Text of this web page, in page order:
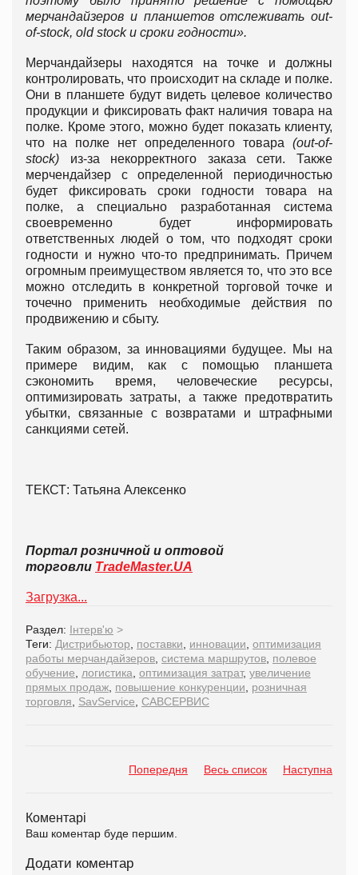
мерчандайзеров и планшетов отслеживать оut-
of-stock, old stock и сроки годности».
Мерчандайзеры находятся на точке и должны
контролировать, что происходит на складе и полке.
Они в планшете будут видеть целевое количество
продукции и фиксировать факт наличия товара на
полке. Кроме этого, можно будет показать клиенту,
что на полке нет определенного товара (оut-of-
stock) из-за некорректного заказа сети. Также
мерчендайзер с определенной периодичностью
будет фиксировать сроки годности товара на
полке, а специально разработанная система
своевременно будет информировать
ответственных людей о том, что подходят сроки
годности и нужно что-то предпринимать. Причем
огромным преимуществом является то, что это все
можно отследить в конкретной торговой точке и
точечно применить необходимые действия по
продвижению и сбыту.
Таким образом, за инновациями будущее. Мы на
примере видим, как с помощью планшета
сэкономить время, человеческие ресурсы,
оптимизировать затраты, а также предотвратить
убытки, связанные с возвратами и штрафными
санкциями сетей.
ТЕКСТ: Татьяна Алексенко
Портал розничной и оптовой
торговли TradeMaster.UA
Загрузка...
Раздел: Інтерв'ю >
Теги: Дистрибьютор поставки инновации оптимизация
работы мерчандайзеров система маршрутов полевое
обучение
логистика оптимизация затрат, увеличение
прямых продаж повышение конкуренции
розничная
торговля
SavService САВСЕРВИС
Попередня Весь список Наступна
Коментарі
Ваш коментар буде першим.
Додати коментар